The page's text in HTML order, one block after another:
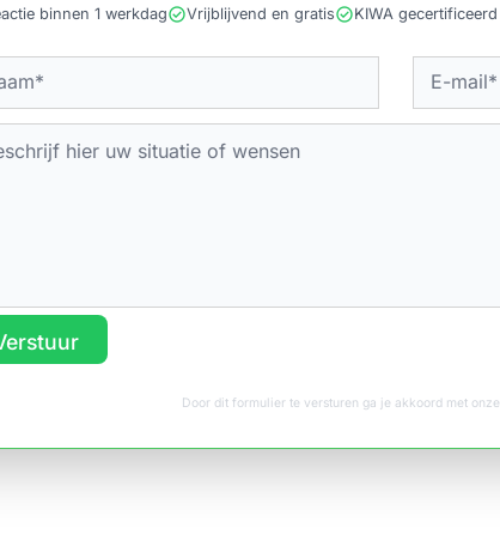
binnen 1 werkdagcheck_circleVrijblijvend en gratischeck_circleKIWA gecertificeerd
Door dit formulier te versturen ga je akkoord met onze